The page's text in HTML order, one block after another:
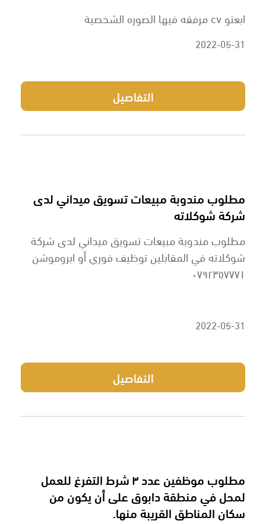
ابعتو cv مرفقه فيها الصوره الشخصية
2022-05-31
التفاصيل
مطلوب مندوبة مبيعات تسويق ميداني لدى
شركة شوكلاته
مطلوب مندوبة مبيعات تسويق ميداني لدى شركة
شوكلاته في المقابلين توظيف فوري أو ابروموشن
٠٧٩٢٣٥٧٧٧١
2022-05-31
التفاصيل
مطلوب موظفين عدد ٣ شرط التفرغ للعمل
لمحل في منطقة دابوق على أن يكون من
سكان المناطق القريبة منها.